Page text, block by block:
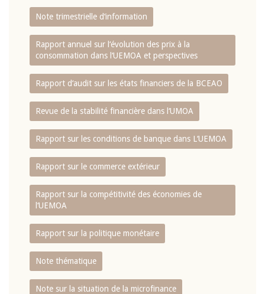
Note trimestrielle d‘information
Rapport annuel sur l‘évolution des prix à la
consommation dans l‘UEMOA et perspectives
Rapport d‘audit sur les états financiers de la BCEAO
Revue de la stabilité financière dans l‘UMOA
Rapport sur les conditions de banque dans L‘UEMOA
Rapport sur le commerce extérieur
Rapport sur la compétitivité des économies de
l‘UEMOA
Rapport sur la politique monétaire
Note thématique
Note sur la situation de la microfinance